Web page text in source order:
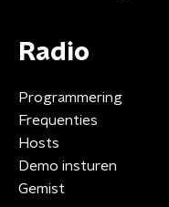
Radio
Programmering
Frequenties
Hosts
Demo insturen
Gemist